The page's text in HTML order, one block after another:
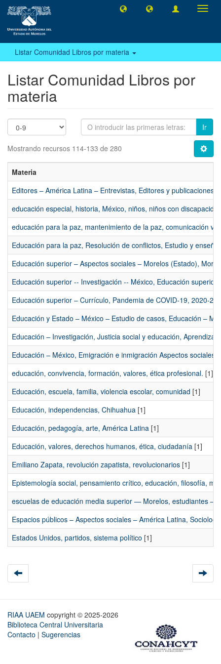
Listar Comunidad Libros por materia
Listar Comunidad Libros por
materia
Ir
Mostrando recursos 114-133 de 280
Materia
Editores – América Latina – Entrevistas, Editores y publicaciones
educación especial, historia, México, niños, niños con
educación para la paz, mantenimiento de la paz, comunicación
Educación para la paz, Resolución de conflictos, Estudio y
Educación superior – Aspectos sociales – Morelos (Estado),
Educación superior -- Investigación -- México, Educación superior
Educación superior – Currículo, Pandemia de COVID-19, 2020-
Educación y Estado – México – Estudio de casos, Educación –
Educación – Investigación, Justicia social y educación,
Educación – México, Emigración e inmigración Aspectos sociales,
educación, convivencia, formación, valores, ética profesional. [1]
Educación, escuela, familia, violencia escolar, comunidad [1]
Educación, independencias, Chihuahua [1]
Educación, pedagogía, arte, América Latina [1]
Educación, valores, derechos humanos, ética, ciudadanía [1]
Emiliano Zapata, revolución zapatista, revolucionarios [1]
Epistemología social, pensamiento crítico, educación, filosofía,
escuelas de educación media superior — Morelos, estudiantes —
Espacios públicos – Aspectos sociales – América Latina,
Estados Unidos, partidos, sistema político [1]
RIAA UAEM copyright © 2025-2026
Biblioteca Central Universitaria
Contacto | Sugerencias